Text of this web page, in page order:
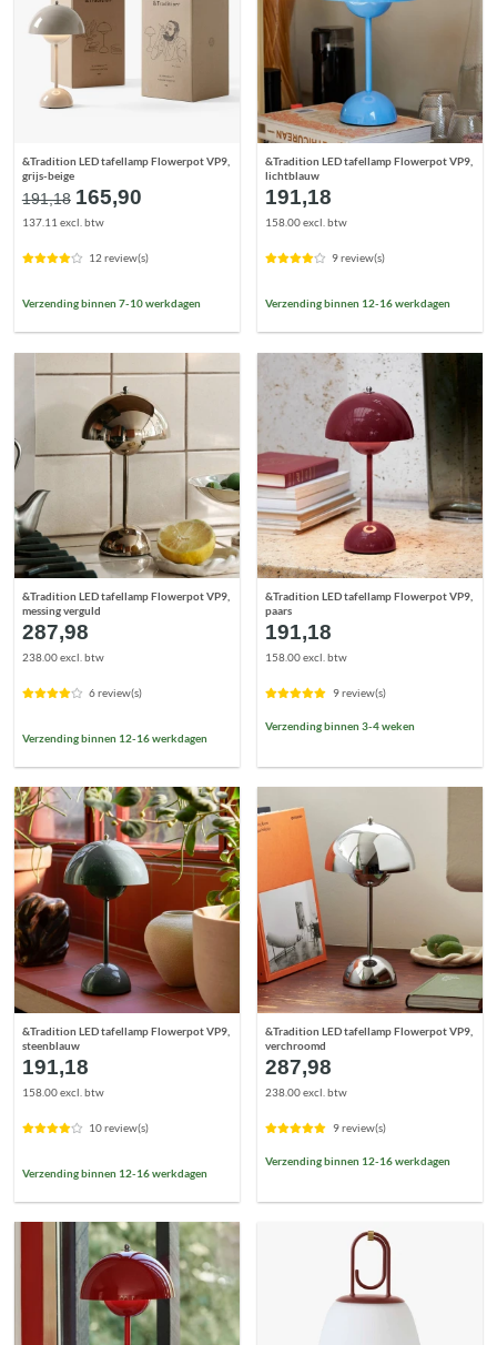
&Tradition LED tafellamp Flowerpot VP9,
grijs-beige
191,18 Oorspronkelijke
prijs
€191,18.
165,90Huidige
€165,90.
137.11 excl. btw
12 review(s)
Verzending binnen 7-10 werkdagen
&Tradition LED tafellamp Flowerpot VP9,
lichtblauw
191,18
158.00 excl. btw
9 review(s)
Verzending binnen 12-16 werkdagen
&Tradition LED tafellamp Flowerpot VP9,
messing verguld
287,98
238.00 excl. btw
6 review(s)
Verzending binnen 12-16 werkdagen
&Tradition LED tafellamp Flowerpot VP9,
paars
191,18
158.00 excl. btw
9 review(s)
Verzending binnen 3-4 weken
&Tradition LED tafellamp Flowerpot VP9,
steenblauw
191,18
158.00 excl. btw
10 review(s)
Verzending binnen 12-16 werkdagen
&Tradition LED tafellamp Flowerpot VP9,
verchroomd
287,98
238.00 excl. btw
9 review(s)
Verzending binnen 12-16 werkdagen